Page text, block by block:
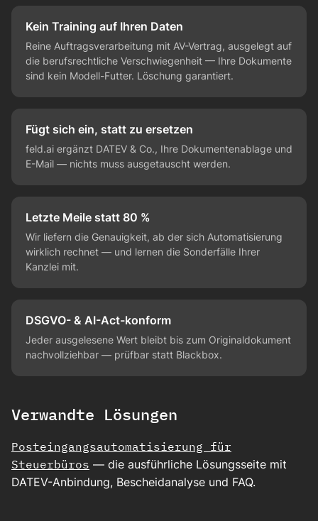
Kein Training auf Ihren Daten
Reine Auftragsverarbeitung mit AV-Vertrag, ausgelegt auf
die berufsrechtliche Verschwiegenheit — Ihre Dokumente
sind kein Modell-Futter. Löschung garantiert.
Fügt sich ein, statt zu ersetzen
feld.ai ergänzt DATEV & Co., Ihre Dokumentenablage und
E-Mail — nichts muss ausgetauscht werden.
Letzte Meile statt 80 %
Wir liefern die Genauigkeit, ab der sich Automatisierung
wirklich rechnet — und lernen die Sonderfälle Ihrer
Kanzlei mit.
DSGVO- & AI-Act-konform
Jeder ausgelesene Wert bleibt bis zum Originaldokument
nachvollziehbar — prüfbar statt Blackbox.
Verwandte Lösungen
Posteingangsautomatisierung für
Steuerbüros — die ausführliche Lösungsseite mit
DATEV-Anbindung, Bescheidanalyse und FAQ.